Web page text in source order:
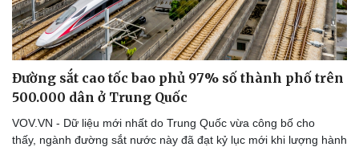
Đường sắt cao tốc bao phủ 97% số thành phố trên
500.000 dân ở Trung Quốc
VOV.VN - Dữ liệu mới nhất do Trung Quốc vừa công bố cho
thấy, ngành đường sắt nước này đã đạt kỷ lục mới khi lượng hành